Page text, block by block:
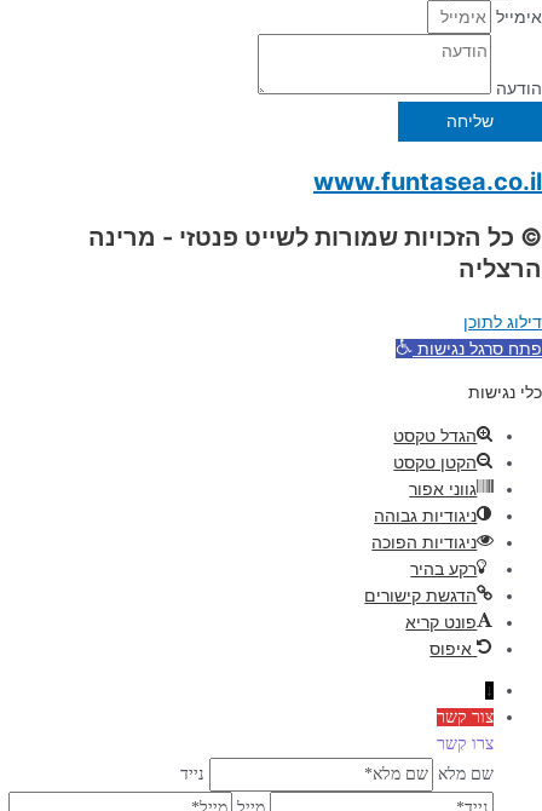
אימייל
הודעה
שליחה
www.funtasea.co.il
© כל הזכויות שמורות לשייט פנטזי - מרינה
הרצליה
דילוג לתוכן
פתח סרגל נגישות
כלי נגישות
הגדל טקסט
הקטן טקסט
גווני אפור
ניגודיות גבוהה
ניגודיות הפוכה
רקע בהיר
הדגשת קישורים
פונט קריא
איפוס
↓
צור קשר
צרו קשר
שם מלא
נייד